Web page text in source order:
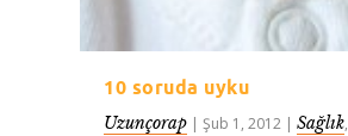
10 soruda uyku
Uzunçorap |Şub 1, 2012 |Sağlık,